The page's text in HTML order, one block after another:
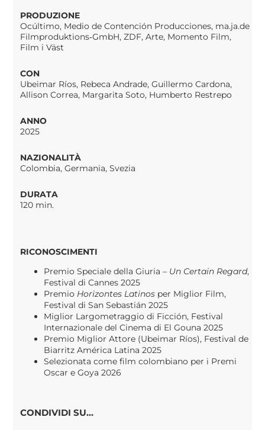
PRODUZIONE
Ocúltimo, Medio de Contención Producciones, ma.ja.de
Filmproduktions‑GmbH, ZDF, Arte, Momento Film,
Film i Väst
CON
Ubeimar Ríos, Rebeca Andrade, Guillermo Cardona,
Allison Correa, Margarita Soto, Humberto Restrepo
ANNO
2025
NAZIONALITÀ
Colombia, Germania, Svezia
DURATA
120 min.
RICONOSCIMENTI
Premio Speciale della Giuria – Un Certain Regard,
Festival di Cannes 2025
Premio Horizontes Latinos per Miglior Film,
Festival di San Sebastián 2025
Miglior Largometraggio di Ficción, Festival
Internazionale del Cinema di El Gouna 2025
Premio Miglior Attore (Ubeimar Ríos), Festival de
Biarritz América Latina 2025
Selezionata come film colombiano per i Premi
Oscar e Goya 2026
CONDIVIDI SU...